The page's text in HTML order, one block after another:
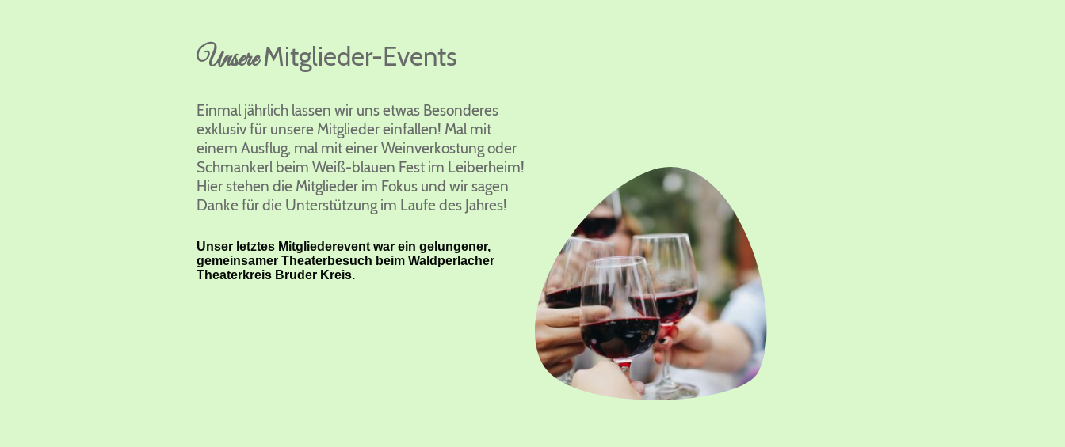
UnsereMitglieder-Events
Einmal jährlich lassen wir uns etwas Besonderes
exklusiv für unsere Mitglieder einfallen! Mal mit
einem Ausflug, mal mit einer Weinverkostung oder
Schmankerl beim Weiß-blauen Fest im Leiberheim!
Hier stehen die Mitglieder im Fokus und wir sagen
Danke für die Unterstützung im Laufe des Jahres!
Unser letztes Mitgliederevent war ein gelungener,
gemeinsamer Theaterbesuch beim Waldperlacher
Theaterkreis Bruder Kreis.